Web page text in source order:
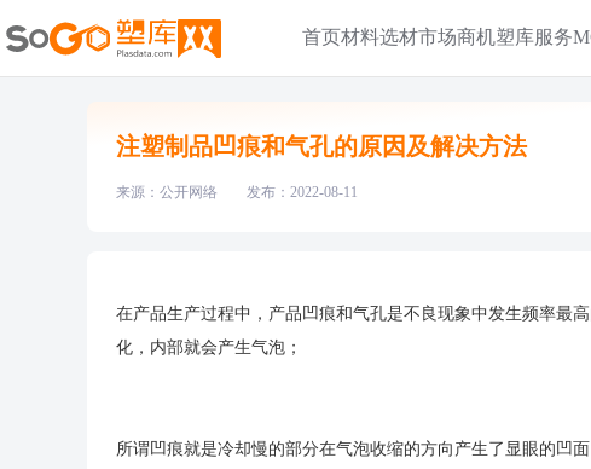
首页材料选材市场商机塑库服务
注塑制品凹痕和气孔的原因及解决方法
来源：公开网络 发布：2022-08-11
在产品生产过程中，产品凹痕和气孔是不良现象中发生频率最
化，内部就会产生气泡；
所谓凹痕就是冷却慢的部分在气泡收缩的方向产生了显眼的凹